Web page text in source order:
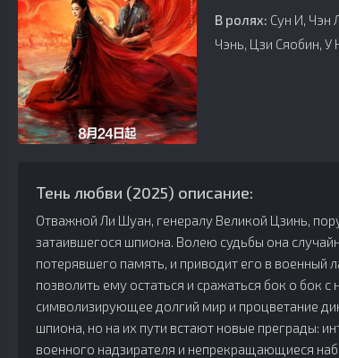
В ролях: Сун И, Чэн
Чэнь, Цзи Сяобин,
Тень любви (2025) описание:
Отважной Ли Шуан, генералу Великой Цзинь,
затаившегося шпиона. Волею судьбы она
потерявшего память, и приводит его в военный
позволить ему остаться и сражаться бок о бок
символизирующее долгий мир и процветание
шпиона, но на их пути встают новые преграды:
военного надзирателя и непрекращающиеся